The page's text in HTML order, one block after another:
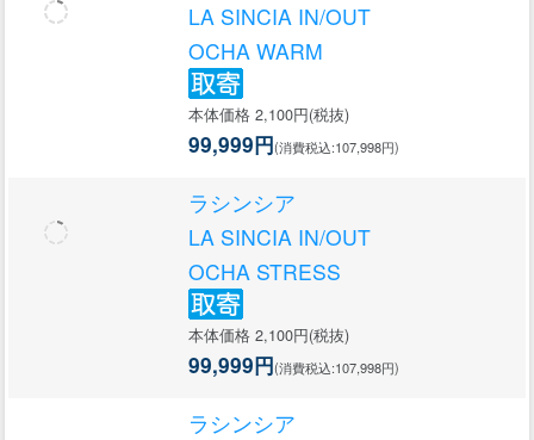
LA SINCIA IN/OUT
OCHA WARM
本体価格 2,100円(税抜)
99,999円(消費税込:107,998円)
ラシンシア
LA SINCIA IN/OUT
OCHA STRESS
本体価格 2,100円(税抜)
99,999円(消費税込:107,998円)
ラシンシア